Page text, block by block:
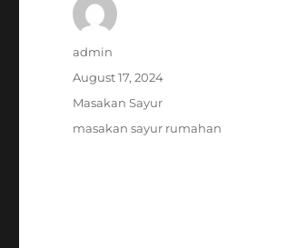
Author
admin
Posted
August 17, 2024
Categories
Masakan Sayur
Tags
masakan sayur rumahan